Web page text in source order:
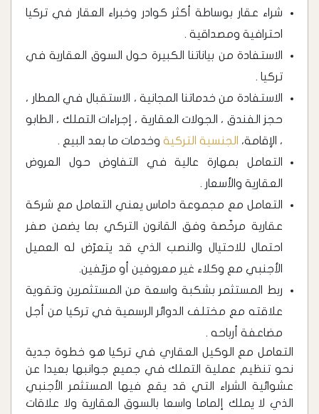
شراء عقار بوساطة أكثر كوادر وخبراء العقار في تركيا
احترافية ومصداقية .
الاستفادة من بياناتنا الكبيرة حول السوق العقارية في
تركيا .
الاستفادة من خدماتنا المجانية ، الاستقبال في المطار ،
حجز الفندق ، الجولات العقارية ، إجراءات التملك ، الطابو
، الإقامة، الجنسية التركية وخدمات ما بعد البيع .
التعامل بمهارة عالية في التفاوض حول العروض
العقارية والأسعار .
التعامل مع مجموعة داماس يعني التعامل مع شركة
عقارية مرخّصة وفق القانون التركي بما يضمن صفر
احتمال للاحتيال والنصب الذي قد يتعرّض له العميل
الأجنبي مع وكلاء غير معروفين أو مزيّفين.
ربط المستثمر بشكبة واسعة من المستثمرين وتقوية
علاقته مع مختلف الدوائر الرسمية في تركيا من أجل
مضاعفة أرباحه .
التعامل مع الوكيل العقاري في تركيا هو خطوة جدية
نحو تنظيم عملية التملك في جميع جوانبها بعيدا عن
عشوائية الشراء التي قد يقع فيها المستثمر الأجنبي
الذي لا يملك إلماما واسعا بالسوق العقارية ولا علاقات